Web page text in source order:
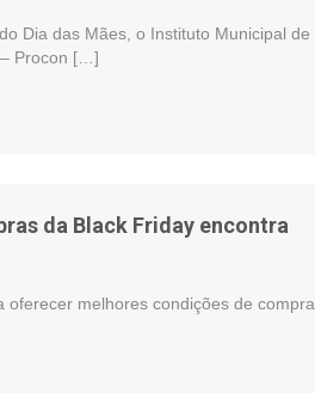
Dia das Mães, o Instituto Municipal de
Procon […]
da Black Friday encontra
melhores condições de compra